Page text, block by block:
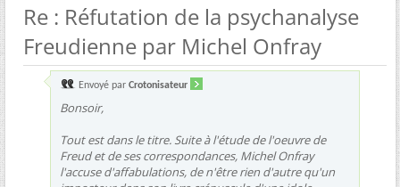
Re : Réfutation de la psychanalyse
Freudienne par Michel Onfray
Envoyé par Crotonisateur
Bonsoir,
Tout est dans le titre. Suite à l'étude de l'oeuvre de
Freud et de ses correspondances, Michel Onfray
l'accuse d'affabulations, de n'être rien d'autre qu'un